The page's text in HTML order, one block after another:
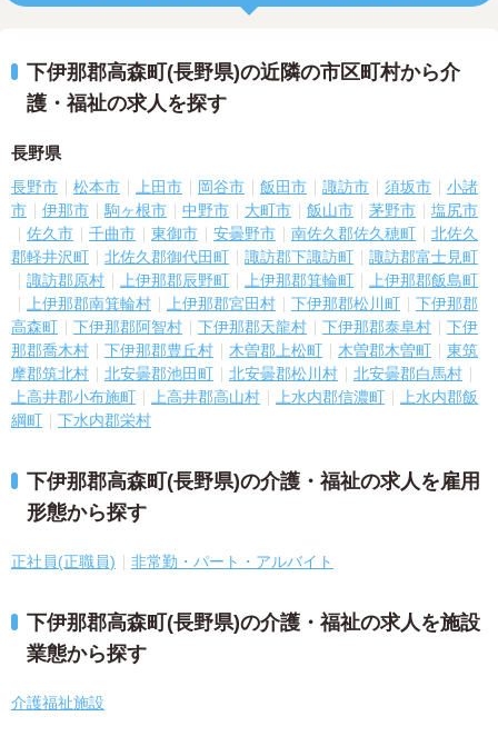
下伊那郡高森町(長野県)の近隣の市区町村から介
護・福祉の求人を探す
長野県
長野市 松本市 上田市 岡谷市 飯田市 諏訪市 須坂市
小諸
市
伊那市 駒ヶ根市 中野市 大町市 飯山市 茅野市
塩尻市
佐久市
千曲市 東御市 安曇野市 南佐久郡佐久穂町
北佐久
郡軽井沢町
北佐久郡御代田町 諏訪郡下諏訪町
諏訪郡富士見町
諏訪郡原村
上伊那郡辰野町 上伊那郡箕輪町
上伊那郡飯島町
上伊那郡南箕輪村
上伊那郡宮田村 下伊那郡松川町
下伊那郡
高森町
下伊那郡阿智村 下伊那郡天龍村 下伊那郡泰阜村
下伊
那郡喬木村
下伊那郡豊丘村 木曽郡上松町 木曽郡木曽町
東筑
摩郡筑北村
北安曇郡池田町 北安曇郡松川村
北安曇郡白馬村
上高井郡小布施町
上高井郡高山村 上水内郡信濃町
上水内郡飯
綱町
下水内郡栄村
下伊那郡高森町(長野県)の介護・福祉の求人を雇用
形態から探す
正社員(正職員) 非常勤・パート・アルバイト
下伊那郡高森町(長野県)の介護・福祉の求人を施設
業態から探す
介護福祉施設